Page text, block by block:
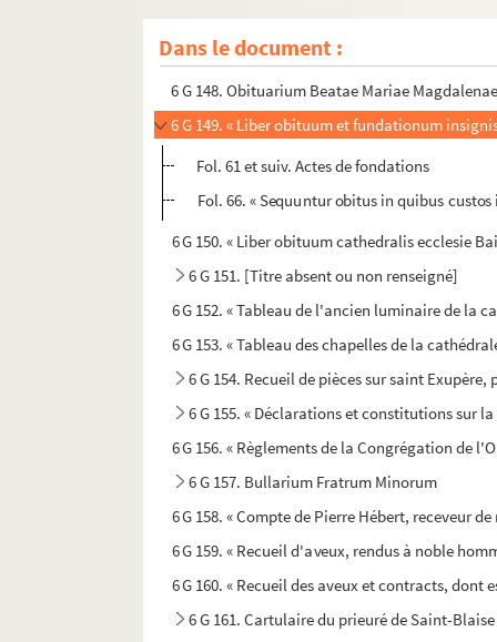
Dans le document :
6 G 146. Obituarium Sancti Nicholai de Hortis
6 G 147. Obituarium sancti Nicholai de
6 G 148. Obituarium Beatae Mariae
6 G 149. « Liber obituum et fundationum
Fol. 61 et suiv. Actes de fondations
Fol. 66. « Sequuntur obitus in quibus
6 G 150. « Liber obituum cathedralis ecclesie
6 G 151. [Titre absent ou non renseigné]
6 G 152. « Tableau de l'ancien luminaire de la
6 G 153. « Tableau des chapelles de la
6 G 154. Recueil de pièces sur saint
6 G 155. « Déclarations et constitutions sur
6 G 156. « Règlements de la Congrégation de
6 G 157. Bullarium Fratrum Minorum
6 G 158. « Compte de Pierre Hébert, receveur
6 G 159. « Recueil d'aveux, rendus à noble
6 G 160. « Recueil des aveux et contracts,
6 G 161. Cartulaire du prieuré de Saint-